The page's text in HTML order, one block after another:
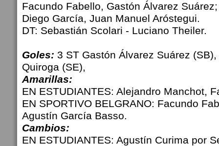
Facundo Fabello, Gastón Álvarez
Diego García, Juan Manuel Aróstegui.
DT: Sebastián Scolari - Luciano Theiler.
Goles: 3 ST Gastón Álvarez Suárez
Quiroga (SE),
Amarillas:
EN ESTUDIANTES: Alejandro Manchot,
EN SPORTIVO BELGRANO: Facundo
Agustín García Basso.
Cambios:
EN ESTUDIANTES: Agustín Curima por